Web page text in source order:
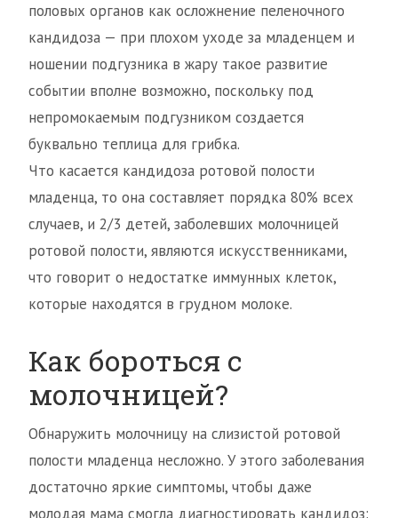
половых органов как осложнение пеленочного
кандидоза — при плохом уходе за младенцем и
ношении подгузника в жару такое развитие
событии вполне возможно, поскольку под
непромокаемым подгузником создается
буквально теплица для грибка.
Что касается кандидоза ротовой полости
младенца, то она составляет порядка 80% всех
случаев, и 2/3 детей, заболевших молочницей
ротовой полости, являются искусственниками,
что говорит о недостатке иммунных клеток,
которые находятся в грудном молоке.
Как бороться с
молочницей?
Обнаружить молочницу на слизистой ротовой
полости младенца несложно. У этого заболевания
достаточно яркие симптомы, чтобы даже
молодая мама смогла диагностировать кандидоз: